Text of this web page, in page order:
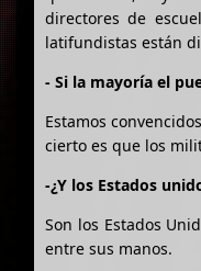
directores de
latifundistas están
- Si la mayoría el
Estamos
cierto es que los
-¿Y los Estados
Son los Estados
entre sus manos.